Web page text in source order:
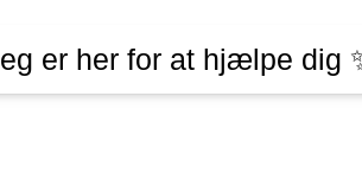
er her for at hjælpe dig